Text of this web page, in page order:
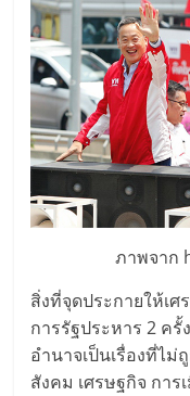
ภาพจาก
สิ่งที่จุดประกายให้เ
การรัฐประหาร 2 ครั้
อำนาจเป็นเรื่องที่ไ
สังคม เศรษฐกิจ กา